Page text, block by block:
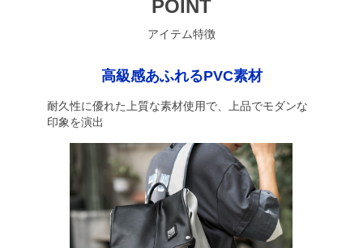
POINT
アイテム特徴
高級感あふれるPVC素材
耐久性に優れた上質な素材使用で、上品でモダンな
印象を演出